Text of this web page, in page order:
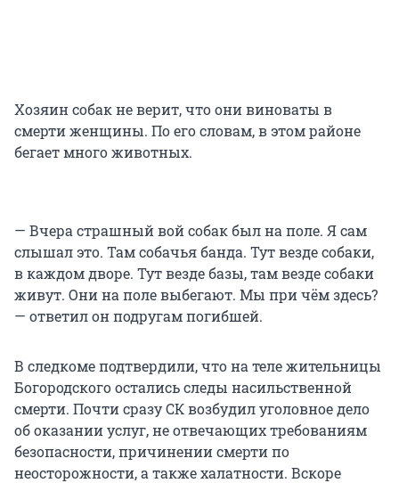
Хозяин собак не верит, что они виноваты в
смерти женщины. По его словам, в этом районе
бегает много животных.
— Вчера страшный вой собак был на поле. Я сам
слышал это. Там собачья банда. Тут везде собаки,
в каждом дворе. Тут везде базы, там везде собаки
живут. Они на поле выбегают. Мы при чём здесь?
— ответил он подругам погибшей.
В следкоме подтвердили, что на теле жительницы
Богородского остались следы насильственной
смерти. Почти сразу СК возбудил уголовное дело
об оказании услуг, не отвечающих требованиям
безопасности, причинении смерти по
неосторожности, а также халатности. Вскоре